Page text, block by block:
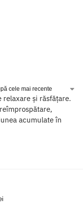
relaxare și răsfățare.
acumulate în